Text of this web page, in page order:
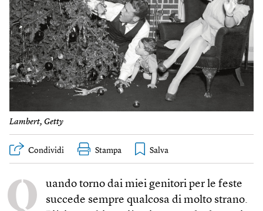
Lambert, Getty
Condividi Stampa
uando torno dai miei genitori per le feste
succede sempre qualcosa di molto strano.